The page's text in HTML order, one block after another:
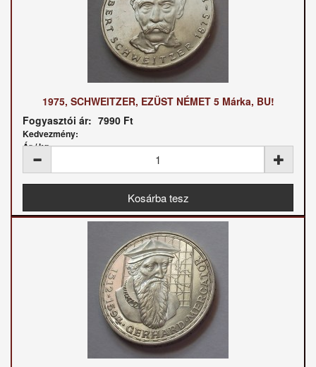
1975, SCHWEITZER, EZÜST NÉMET 5 Márka, BU!
Fogyasztói ár: 7990 Ft
Kedvezmény:
Ár / kg: